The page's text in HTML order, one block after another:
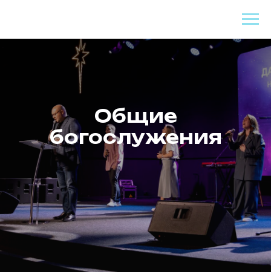
Общие
богослужения